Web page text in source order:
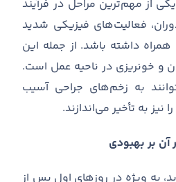
یکی از مهمترین مراحل در فرآیند
فعالیتهای فیزیکی شدید
داشته باشد. از جمله این
و خونریزی در ناحیه عمل است.
به زخمهای جراحی آسیب
نیز به تأخیر میاندازند.
آن بر بهبودی
به ویژه در روزهای اول پس از